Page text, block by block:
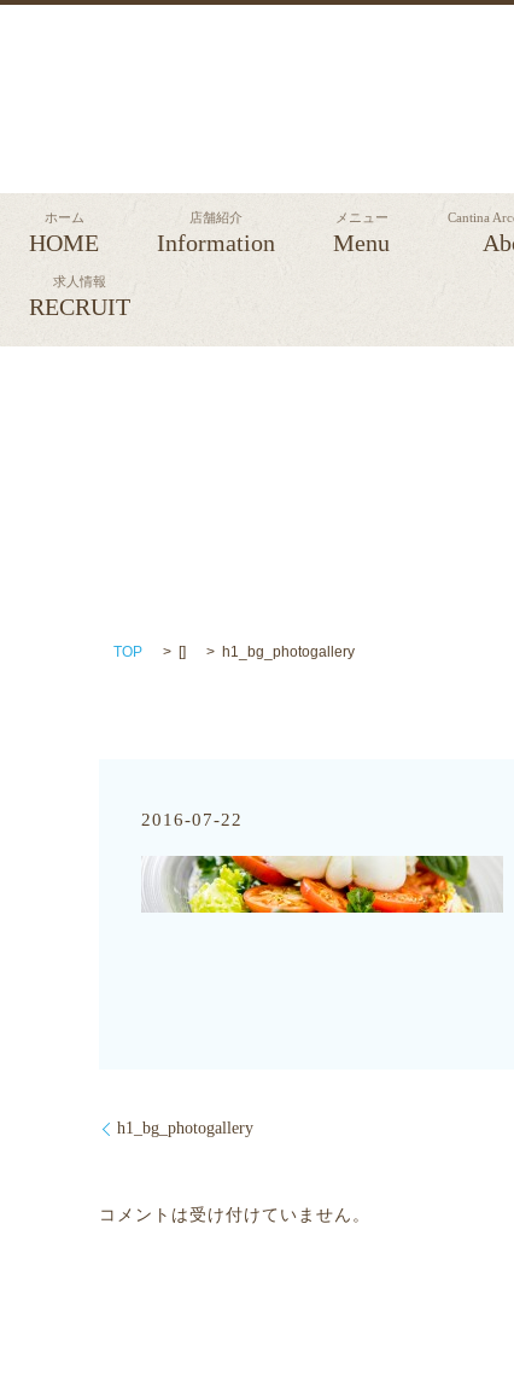
ホーム
HOME
店舗紹介
Information
メニュー
Menu
Cantina
求人情報
RECRUIT
TOP [] h1_bg_photogallery
2016-07-22
h1_bg_photogallery
コメントは受け付けていません。